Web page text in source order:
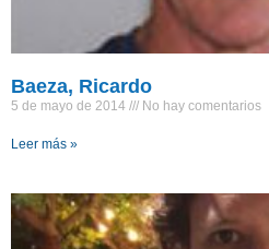
Baeza, Ricardo
5 de mayo de 2014 No hay comentarios
Leer más »